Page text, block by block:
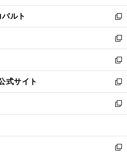
開
く
ウ
で
開
く
ン
ド
ウ
で
開
く
ウ
ィ
ン
ド
ウ
で
開
く
ルト
新
し
い
ウ
ィ
ン
ド
ウ
で
開
新
し
い
ウ
ィ
ン
ド
ウ
開
く
新
し
い
ウ
ィ
ン
ウ
で
式サイト
新
し
い
ウ
ン
ド
新
し
ウ
ィ
新